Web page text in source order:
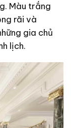
Màu trắng
rãi và
gia chủ
lịch.